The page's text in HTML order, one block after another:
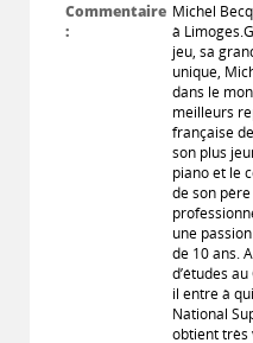
Commentaire
:
Michel
à
jeu, sa
unique,
dans le
meilleurs
française
son plus
piano et le
de son
une
de 10 ans.
d’études
il entre à
National
obtient très